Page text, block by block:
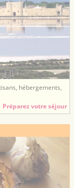
hébergements,
Préparez votre séjour